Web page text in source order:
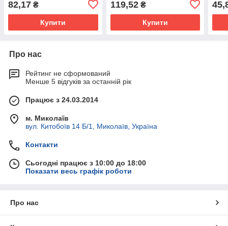
82,17 ₴
Купити
119,52₴
Купити
Про нас
Рейтинг не сформований
Менше 5 відгуків за останній рік
Працює з 24.03.2014
м. Миколаїв
вул. Китобоїв 14 Б/1, Миколаїв, Україна
Контакти
Сьогодні працює з 10:00 до 18:00
Показати весь графік роботи
Про нас